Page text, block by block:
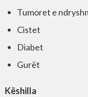
Tumoret e
Cistet
Diabet
Gurët
Këshilla